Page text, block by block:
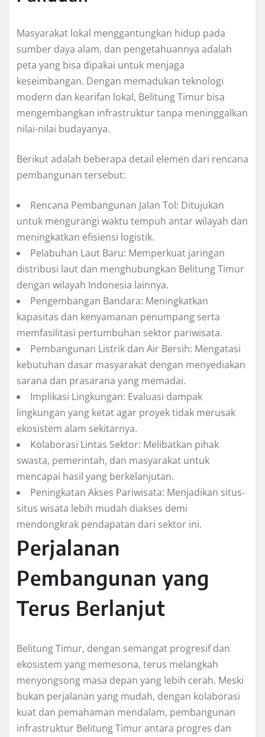
Masyarakat lokal menggantungkan hidup pada
sumber daya alam, dan pengetahuannya adalah
peta yang bisa dipakai untuk menjaga
keseimbangan. Dengan memadukan teknologi
modern dan kearifan lokal, Belitung Timur bisa
mengembangkan infrastruktur tanpa meninggalkan
nilai-nilai budayanya.
Berikut adalah beberapa detail elemen dari rencana
pembangunan tersebut:
Rencana Pembangunan Jalan Tol: Ditujukan
untuk mengurangi waktu tempuh antar wilayah dan
meningkatkan efisiensi logistik.
Pelabuhan Laut Baru: Memperkuat jaringan
distribusi laut dan menghubungkan Belitung Timur
dengan wilayah Indonesia lainnya.
Pengembangan Bandara: Meningkatkan
kapasitas dan kenyamanan penumpang serta
memfasilitasi pertumbuhan sektor pariwisata.
Pembangunan Listrik dan Air Bersih: Mengatasi
kebutuhan dasar masyarakat dengan menyediakan
sarana dan prasarana yang memadai.
Implikasi Lingkungan: Evaluasi dampak
lingkungan yang ketat agar proyek tidak merusak
ekosistem alam sekitarnya.
Kolaborasi Lintas Sektor: Melibatkan pihak
swasta, pemerintah, dan masyarakat untuk
mencapai hasil yang berkelanjutan.
Peningkatan Akses Pariwisata: Menjadikan situs-
situs wisata lebih mudah diakses demi
mendongkrak pendapatan dari sektor ini.
Perjalanan
Pembangunan yang
Terus Berlanjut
Belitung Timur, dengan semangat progresif dan
ekosistem yang memesona, terus melangkah
menyongsong masa depan yang lebih cerah. Meski
bukan perjalanan yang mudah, dengan kolaborasi
kuat dan pemahaman mendalam, pembangunan
infrastruktur Belitung Timur antara progres dan